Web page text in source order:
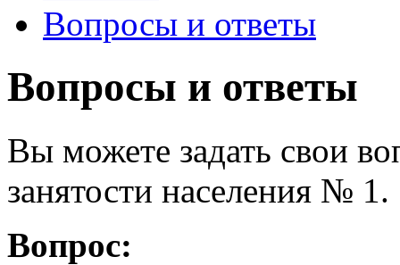
Вопросы и ответы
Вопросы и ответы
Вы можете задать свои
занятости населения № 1.
Вопрос: